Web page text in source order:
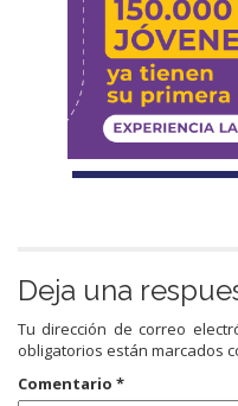
Deja una
Tu dirección de correo
obligatorios están marcados
Comentario *